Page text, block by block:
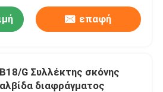
επαφή
G Συλλέκτης σκόνης
διαφράγματος